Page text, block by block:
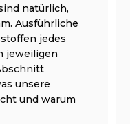
natürlich,
Ausführliche
jedes
jeweiligen
unsere
und warum